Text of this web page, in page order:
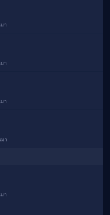
า
า
า
มา
า